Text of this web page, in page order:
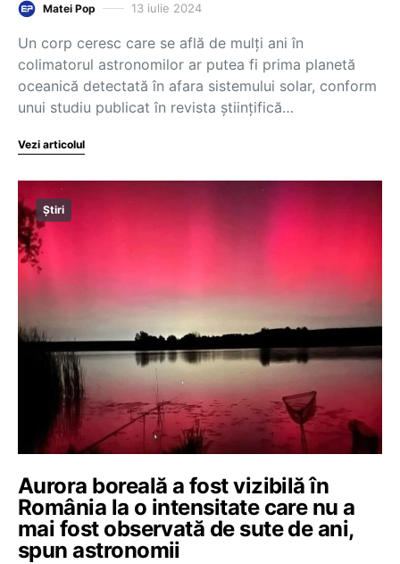
Matei Pop 13 iulie 2024
Un corp ceresc care se află de mulţi ani în
colimatorul astronomilor ar putea fi prima planetă
oceanică detectată în afara sistemului solar, conform
unui studiu publicat în revista ştiinţifică…
Vezi articolul
Știri
Aurora boreală a fost vizibilă în
România la o intensitate care nu a
mai fost observată de sute de ani,
spun astronomii